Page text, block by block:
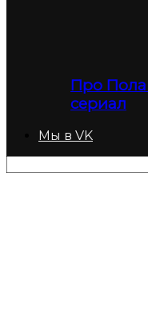
Про
сериал
Мы в VK